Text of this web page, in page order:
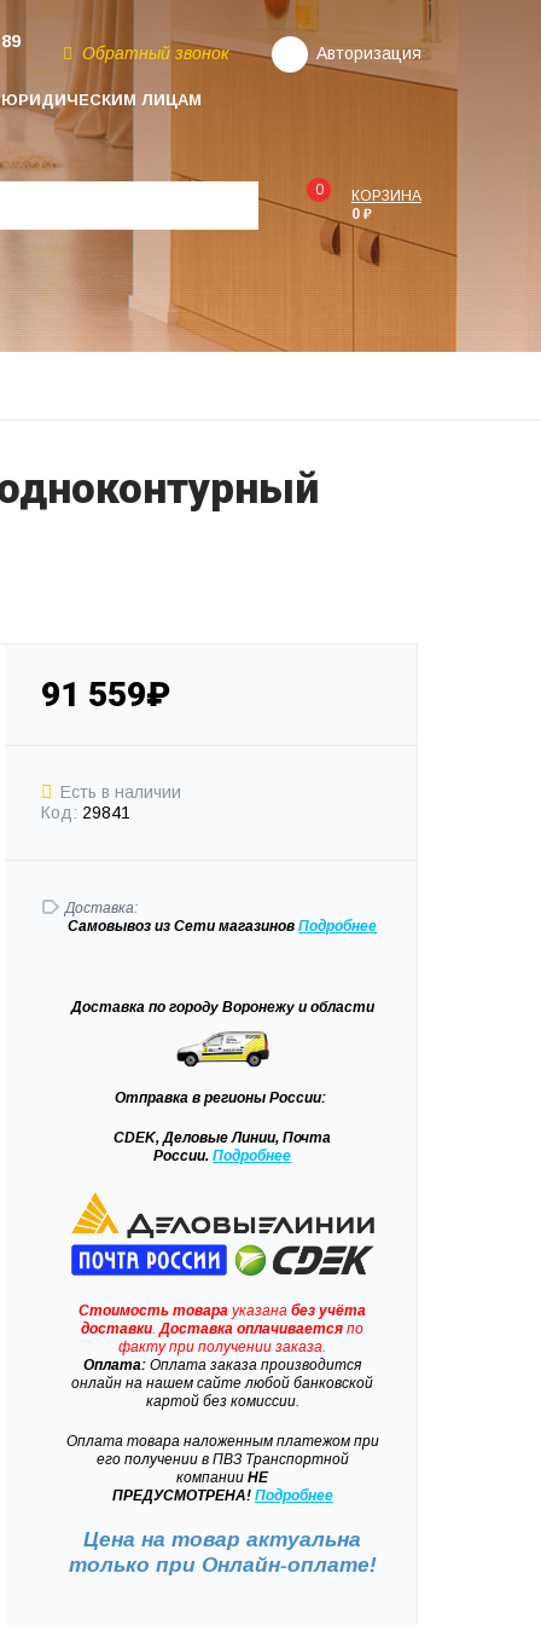
ЮРИДИЧЕСКИМ ЛИЦАМ
Обратный звонок Авторизация
0
КОРЗИНА
0 ₽
91 559₽
Есть в наличии
Код: 29841
Доставка:
Самовывозиз Сети магазиновПодробнее
Доставкапо городу Воронежу и области
Отправка в регионы России:
CDEK, Деловые Линии, Почта
России.Подробнее
Стоимость товара указанабез учёта
доставки .Доставка оплачивается по
факту при получении заказа.
Оплата: Оплата заказа производится
онлайн на нашем сайте любой банковской
картой без комиссии.
Оплата товара наложенным платежом при
его получении в ПВЗ Транспортной
компании НЕ
ПРЕДУСМОТРЕНА! Подробнее
Цена на товар актуальна
только при Онлайн-оплате!